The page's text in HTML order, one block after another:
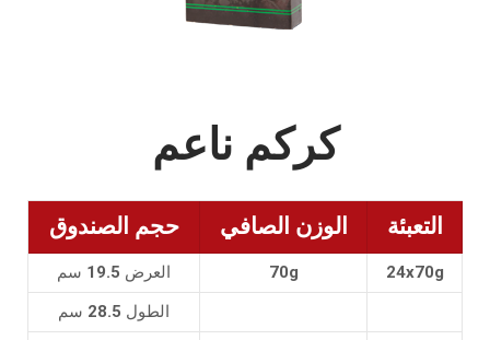
كركم ناعم
حجم الصندوق الوزن الصافي التعبئة
العرض 19.5 سم 70g
24x70g
الطول 28.5 سم